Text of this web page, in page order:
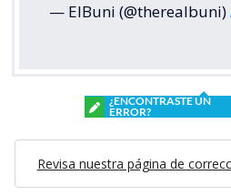
— ElBuni (@therealbuni)
¿ENCONTRASTE UN
ERROR?
Revisa nuestra página de